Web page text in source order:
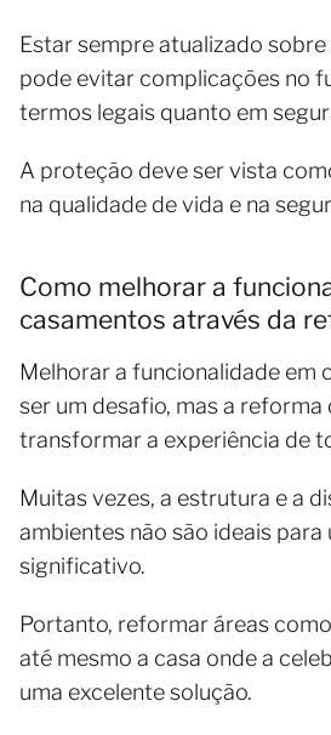
Estar sempre atualizado
pode evitar complicações no
termos legais quanto em
A proteção deve ser vista
na qualidade de vida e na
Como melhorar a
casamentos através da
Melhorar a funcionalidade em
ser um desafio, mas a
transformar a experiência de
Muitas vezes, a estrutura e a
ambientes não são ideais
significativo.
Portanto, reformar áreas
até mesmo a casa onde a
uma excelente solução.